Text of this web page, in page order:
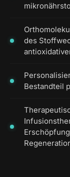
des
Bestandteil